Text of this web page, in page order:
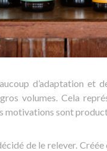
d’adaptation et
volumes. Cela
motivations sont
de le relever.